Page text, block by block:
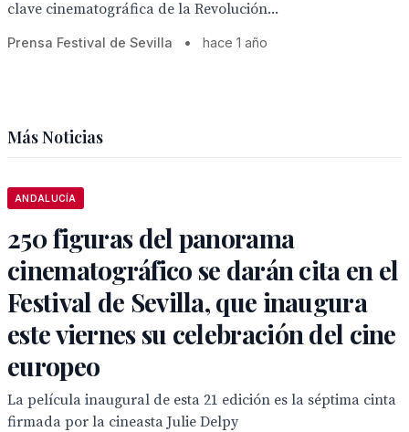
clave cinematográfica de la Revolución...
Prensa Festival de Sevilla • hace 1 año
Más Noticias
ANDALUCÍA
250 figuras del panorama
cinematográfico se darán cita en el
Festival de Sevilla, que inaugura
este viernes su celebración del cine
europeo
La película inaugural de esta 21 edición es la séptima cinta
firmada por la cineasta Julie Delpy